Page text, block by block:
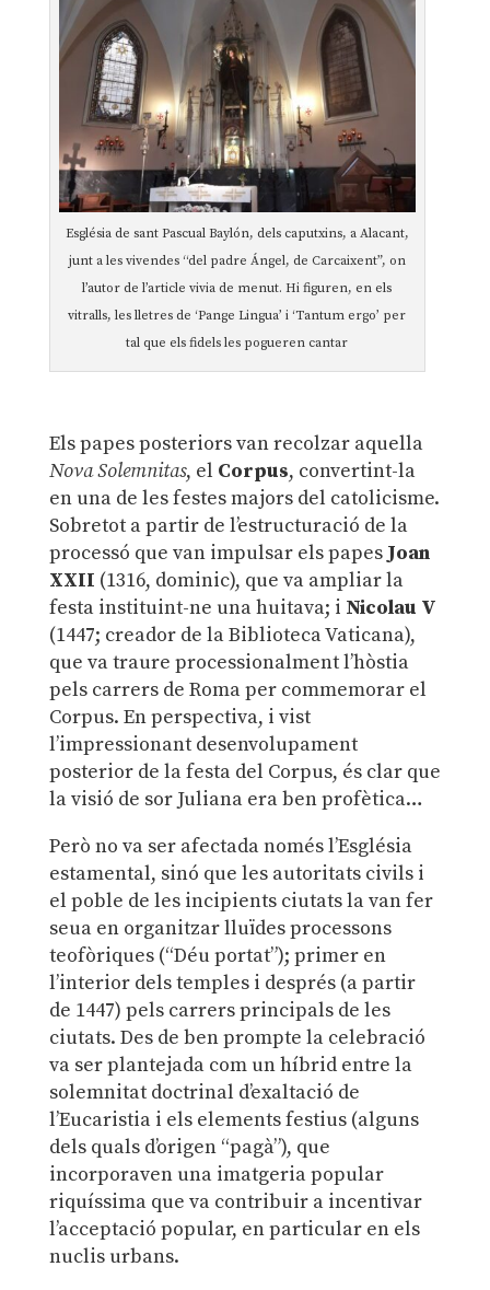
Església de sant Pascual Baylón, dels caputxins, a Alacant,
junt a les vivendes “del padre Ángel, de Carcaixent”, on
l’autor de l’article vivia de menut. Hi figuren, en els
vitralls, les lletres de ‘Pange Lingua’ i ‘Tantum ergo’ per
tal que els fidels les pogueren cantar
Els papes posteriors van recolzar aquella
Nova Solemnitas, el Corpus, convertint-la
en una de les festes majors del catolicisme.
Sobretot a partir de l’estructuració de la
processó que van impulsar els papes Joan
XXII (1316, dominic), que va ampliar la
festa instituint-ne una huitava; i Nicolau V
(1447; creador de la Biblioteca Vaticana),
que va traure processionalment l’hòstia
pels carrers de Roma per commemorar el
Corpus. En perspectiva, i vist
l’impressionant desenvolupament
posterior de la festa del Corpus, és clar que
la visió de sor Juliana era ben profètica…
Però no va ser afectada només l’Església
estamental, sinó que les autoritats civils i
el poble de les incipients ciutats la van fer
seua en organitzar lluïdes processons
teofòriques (“Déu portat”); primer en
l’interior dels temples i després (a partir
de 1447) pels carrers principals de les
ciutats. Des de ben prompte la celebració
va ser plantejada com un híbrid entre la
solemnitat doctrinal d’exaltació de
l’Eucaristia i els elements festius (alguns
dels quals d’origen “pagà”), que
incorporaven una imatgeria popular
riquíssima que va contribuir a incentivar
l’acceptació popular, en particular en els
nuclis urbans.